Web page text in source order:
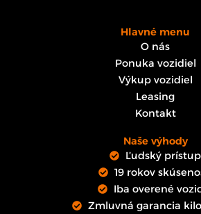
Hlavné menu
O nás
Ponuka vozidiel
Výkup vozidiel
Leasing
Kontakt
Naše výhody
Ľudský prístup
19 rokov
Iba overené
Zmluvná garancia